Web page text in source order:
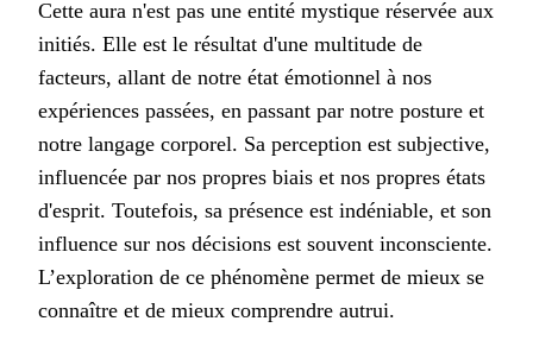
Cette aura n'est pas une entité mystique réservée aux
initiés. Elle est le résultat d'une multitude de
facteurs, allant de notre état émotionnel à nos
expériences passées, en passant par notre posture et
notre langage corporel. Sa perception est subjective,
influencée par nos propres biais et nos propres états
d'esprit. Toutefois, sa présence est indéniable, et son
influence sur nos décisions est souvent inconsciente.
L’exploration de ce phénomène permet de mieux se
connaître et de mieux comprendre autrui.